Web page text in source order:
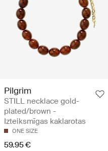
Pilgrim
STILL necklace gold-
plated/brown -
Izteiksmīgas kaklarotas
ONE SIZE
59.95 €